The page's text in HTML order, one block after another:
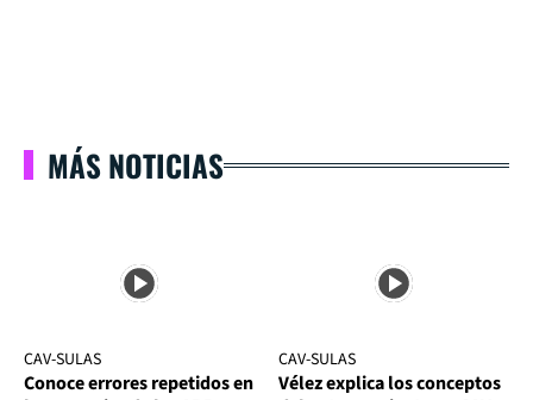
MÁS NOTICIAS
CAV-SULAS
Conoce errores repetidos en
CAV-SULAS
Vélez explica los conceptos